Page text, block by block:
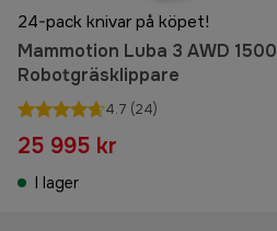
24-pack knivar på köpet!
Mammotion Luba 3 AWD 1500
Robotgräsklippare
4.7 (24)
25 995 kr
I lager